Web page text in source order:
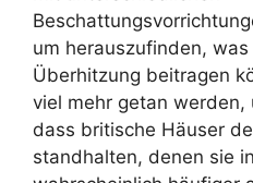
um herauszufinden,
Überhitzung beitragen
viel mehr getan werden,
dass britische Häuser
standhalten, denen sie